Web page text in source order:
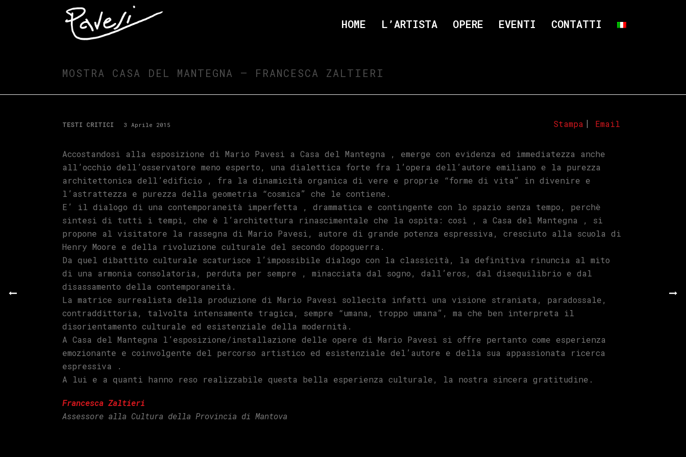
HOME L’ARTISTA OPERE EVENTI CONTATTI
MOSTRA CASA DEL MANTEGNA – FRANCESCA ZALTIERI
Stampa Email
TESTI CRITICI 3 Aprile 2015
Accostandosi alla esposizione di Mario Pavesi a Casa del Mantegna , emerge con evidenza ed immediatezza anche
all’occhio dell’osservatore meno esperto, una dialettica forte fra l’opera dell’autore emiliano e la purezza
architettonica dell’edificio , fra la dinamicità organica di vere e proprie “forme di vita” in divenire e
l’astrattezza e purezza della geometria “cosmica” che le contiene.
E’ il dialogo di una contemporaneità imperfetta , drammatica e contingente con lo spazio senza tempo, perchè
sintesi di tutti i tempi, che è l’architettura rinascimentale che la ospita: così , a Casa del Mantegna , si
propone al visitatore la rassegna di Mario Pavesi, autore di grande potenza espressiva, cresciuto alla scuola di
Henry Moore e della rivoluzione culturale del secondo dopoguerra.
Da quel dibattito culturale scaturisce l’impossibile dialogo con la classicità, la definitiva rinuncia al mito
di una armonia consolatoria, perduta per sempre , minacciata dal sogno, dall’eros, dal disequilibrio e dal
disassamento della contemporaneità.
La matrice surrealista della produzione di Mario Pavesi sollecita infatti una visione straniata, paradossale,
contraddittoria, talvolta intensamente tragica, sempre “umana, troppo umana”, ma che ben interpreta il
disorientamento culturale ed esistenziale della modernità.
A Casa del Mantegna l’esposizione/installazione delle opere di Mario Pavesi si offre pertanto come esperienza
emozionante e coinvolgente del percorso artistico ed esistenziale del’autore e della sua appassionata ricerca
espressiva .
A lui e a quanti hanno reso realizzabile questa bella esperienza culturale, la nostra sincera gratitudine.
Francesca Zaltieri
Assessore alla Cultura della Provincia di Mantova